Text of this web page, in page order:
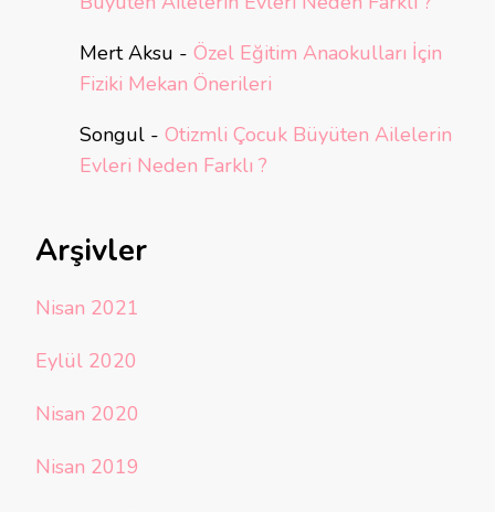
Mert Aksu - Özel Eğitim Anaokulları İçin
Fiziki Mekan Önerileri
Songul - Otizmli Çocuk Büyüten Ailelerin
Evleri Neden Farklı ?
Arşivler
Nisan 2021
Eylül 2020
Nisan 2020
Nisan 2019